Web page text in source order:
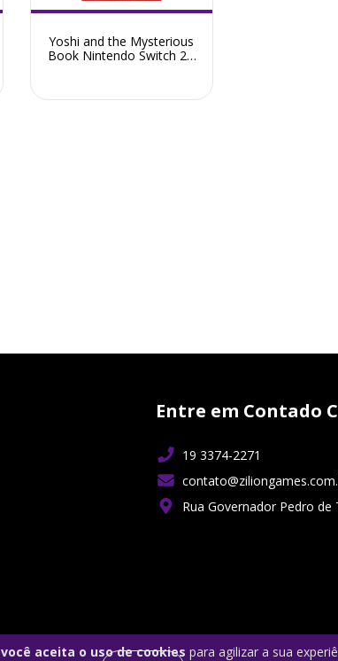
você aceita o uso de cookies para agilizar a sua
Yoshi and the Mysterious
Book Nintendo Switch 2 -
Entre em Contado
19 3374-2271
Rua Governador Pedro de